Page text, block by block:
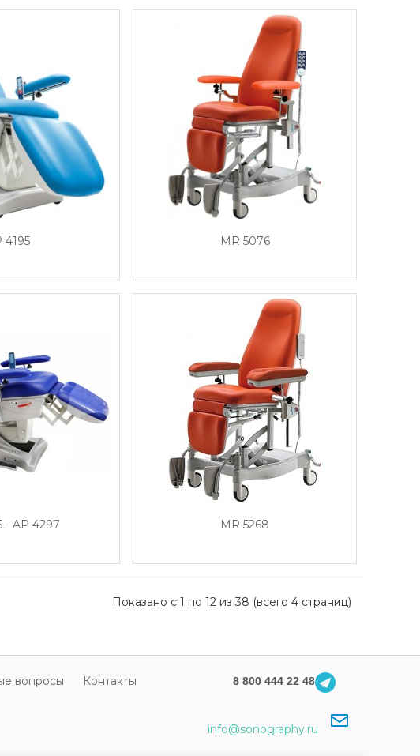
4195 MR 5076
- AP 4297 MR 5268
Показано с 1 по 12 из 38 (всего 4 страниц)
вопросы Контакты 8 800 444 22 48
info@sonography.ru